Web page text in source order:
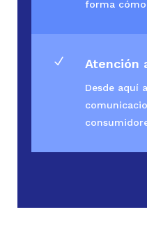
forma
N Atención
Desde aquí